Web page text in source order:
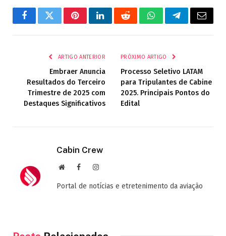
FacebookTwitterPinterestLinkedInRedditWhatsAppTelegrama
E-
ARTIGO ANTERIOR
Embraer Anuncia
Resultados do Terceiro
Trimestre de 2025 com
Destaques Significativos
PRÓXIMO ARTIGO
Processo Seletivo LATAM
para Tripulantes de Cabine
2025. Principais Pontos do
Edital
Cabin Crew
Site FacebookInstagram
Portal de notícias e etretenimento da aviação